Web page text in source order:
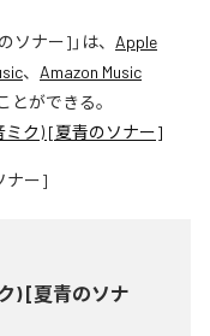
ソナー] 」は、 Apple
、 Amazon Music
ができる。
ミク) [夏青のソナー]
) [夏青のソナ